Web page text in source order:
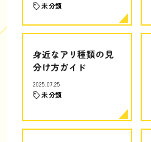
未分類
身近なアリ種類の見
分け方ガイド
2025.07.25
未分類